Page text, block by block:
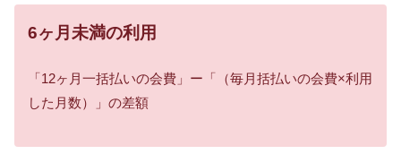
6ヶ月未満の利用
「12ヶ月一括払いの会費」ー「（毎月括払いの会費×利用
した月数）」の差額